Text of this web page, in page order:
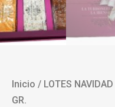
Inicio / LOTES NAVIDAD
GR.